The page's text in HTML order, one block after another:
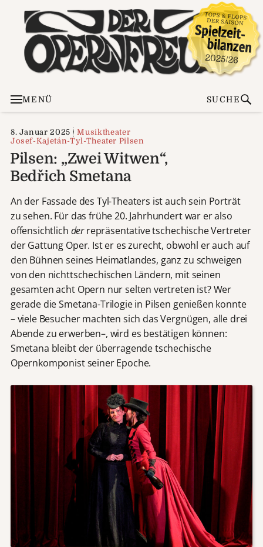
MENÜ SUCHE
8. Januar 2025
Musiktheater
Josef-Kajetán-Tyl-Theater Pilsen
Pilsen: „Zwei Witwen“,
Bedřich Smetana
An der Fassade des Tyl-Theaters ist auch sein Porträt
zu sehen. Für das frühe 20. Jahrhundert war er also
offensichtlich derrepräsentative tschechische Vertreter
der Gattung Oper. Ist er es zurecht, obwohl er auch auf
den Bühnen seines Heimatlandes, ganz zu schweigen
von den nichttschechischen Ländern, mit seinen
gesamten acht Opern nur selten vertreten ist? Wer
gerade die Smetana-Trilogie in Pilsen genießen konnte
– viele Besucher machten sich das Vergnügen, alle drei
Abende zu erwerben–, wird es bestätigen können:
Smetana bleibt der überragende tschechische
Opernkomponist seiner Epoche.